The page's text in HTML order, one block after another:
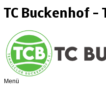
TC Buckenhof -
Menü